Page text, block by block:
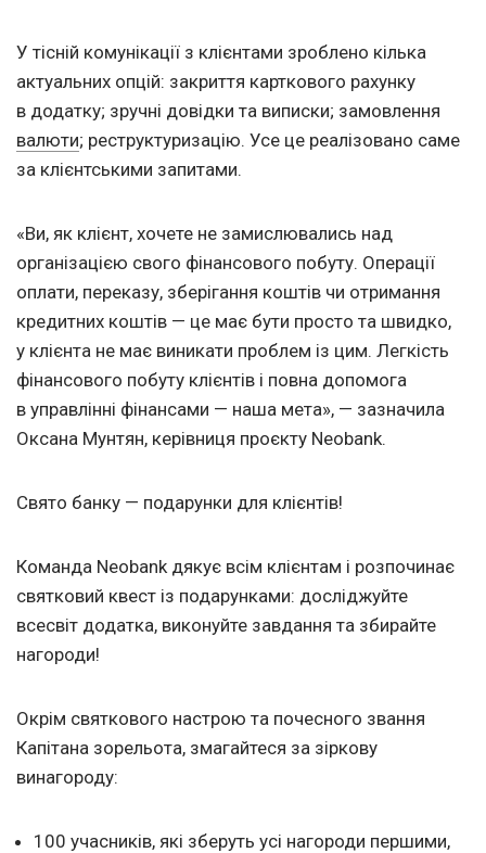
У тісній комунікації з клієнтами зроблено кілька
актуальних опцій: закриття карткового рахунку
в додатку; зручні довідки та виписки; замовлення
валюти; реструктуризацію. Усе це реалізовано саме
за клієнтськими запитами.
«Ви, як клієнт, хочете не замислювались над
організацією свого фінансового побуту. Операції
оплати, переказу, зберігання коштів чи отримання
кредитних коштів — це має бути просто та швидко,
у клієнта не має виникати проблем із цим. Легкість
фінансового побуту клієнтів і повна допомога
в управлінні фінансами — наша мета», — зазначила
Оксана Мунтян, керівниця проєкту Neobank.
Свято банку — подарунки для клієнтів!
Команда Neobank дякує всім клієнтам і розпочинає
святковий квест із подарунками: досліджуйте
всесвіт додатка, виконуйте завдання та збирайте
нагороди!
Окрім святкового настрою та почесного звання
Капітана зорельота, змагайтеся за зіркову
винагороду:
100 учасників, які зберуть усі нагороди першими,